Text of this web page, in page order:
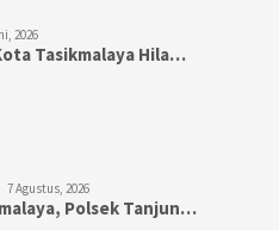
2026
Tasikmalaya Hila…
7 Agustus, 2026
Polsek Tanjun…